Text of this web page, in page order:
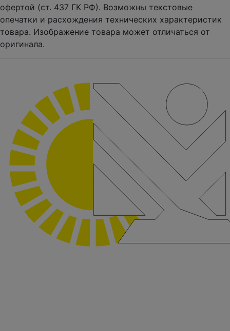
офертой (ст. 437 ГК РФ). Возможны текстовые
опечатки и расхождения технических характеристик
товара. Изображение товара может отличаться от
оригинала.